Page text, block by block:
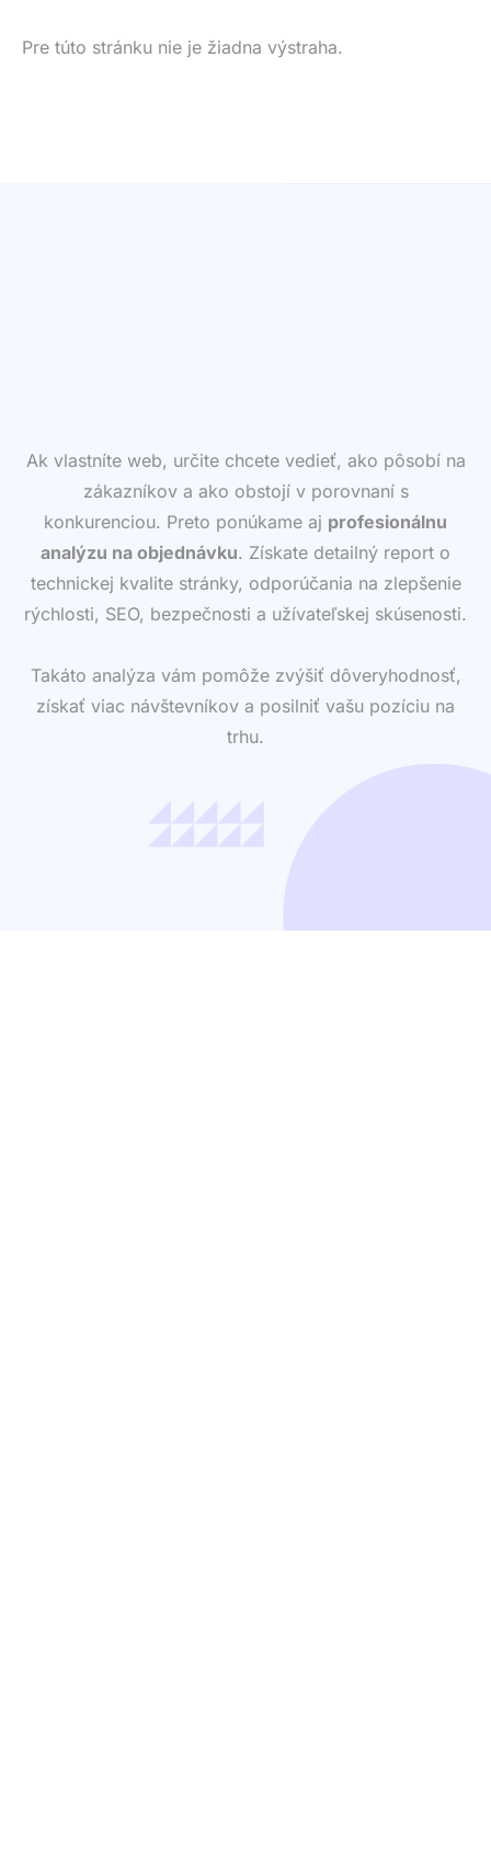
Pre túto stránku nie je žiadna výstraha.
Ak vlastníte web, určite chcete vedieť, ako pôsobí na
zákazníkov a ako obstojí v porovnaní s
konkurenciou. Preto ponúkame aj profesionálnu
analýzu na objednávku. Získate detailný report o
technickej kvalite stránky, odporúčania na zlepšenie
rýchlosti, SEO, bezpečnosti a užívateľskej skúsenosti.
Takáto analýza vám pomôže zvýšiť dôveryhodnosť,
získať viac návštevníkov a posilniť vašu pozíciu na
trhu.